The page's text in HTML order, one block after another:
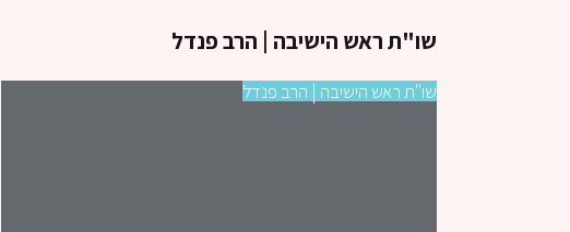
שו"ת ראש הישיבה | הרב פנדל
שו"ת ראש הישיבה | הרב פנדל